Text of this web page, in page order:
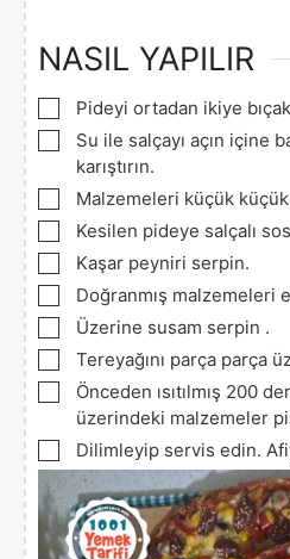
NASIL YAPILIR
▢
Pideyi ortadan ikiye bıçak
▢
Su ile salçayı açın içine
karıştırın.
▢
Malzemeleri küçük küçük
▢
Kesilen pideye salçalı
▢
Kaşar peyniri serpin.
▢
Doğranmış malzemeleri
▢
Üzerine susam serpin .
▢
Tereyağını parça parça
▢
Önceden ısıtılmış 200
üzerindeki malzemeler
▢
Dilimleyip servis edin.